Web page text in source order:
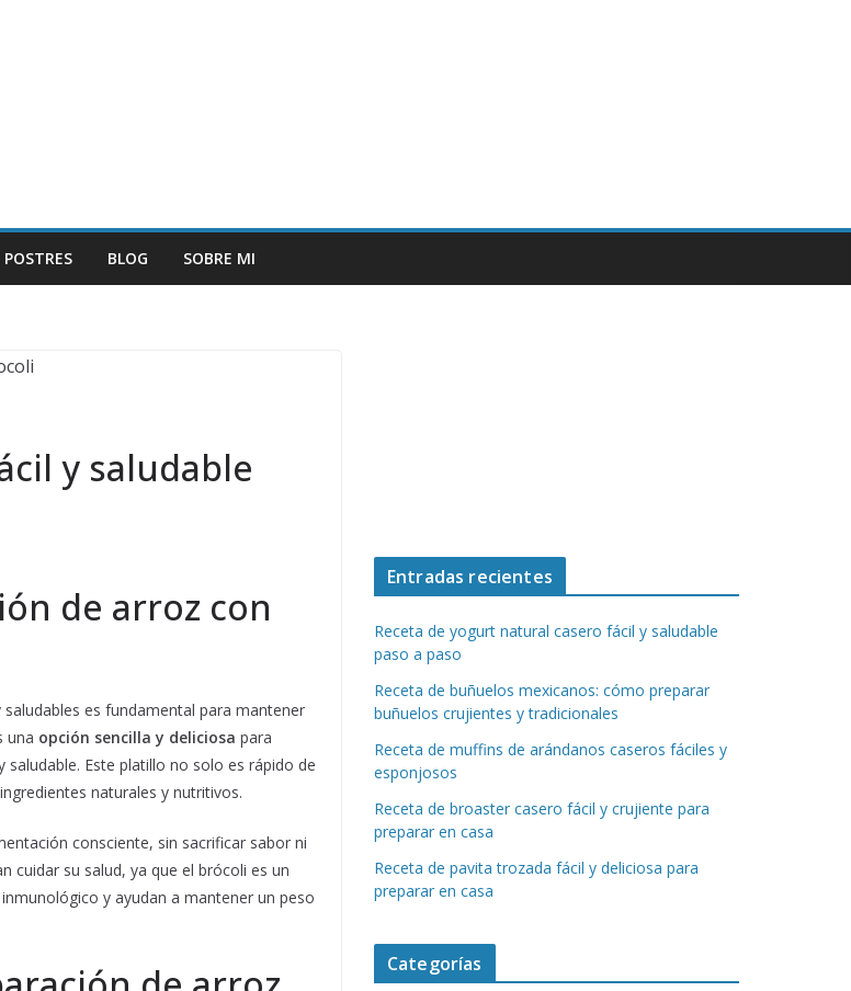
POSTRES BLOG SOBRE MI
y saludable
de arroz con
es fundamental para mantener
una opción sencilla y deliciosa para
Este platillo no solo es rápido de
naturales y nutritivos.
consciente, sin sacrificar sabor ni
cuidar su salud, ya que el brócoli es un
y ayudan a mantener un peso
Entradas recientes
Receta de yogurt natural casero fácil y saludable
paso a paso
Receta de buñuelos mexicanos: cómo preparar
buñuelos crujientes y tradicionales
Receta de muffins de arándanos caseros fáciles y
esponjosos
Receta de broaster casero fácil y crujiente para
preparar en casa
Receta de pavita trozada fácil y deliciosa para
preparar en casa
Categorías